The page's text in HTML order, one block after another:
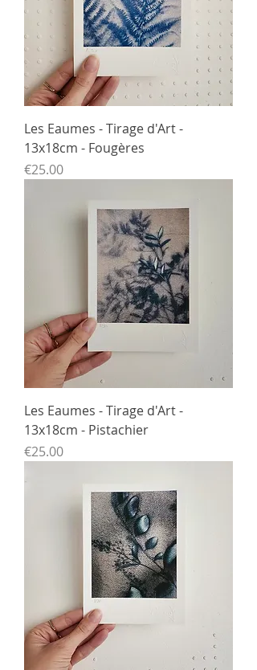
Les Eaumes - Tirage d'Art -
13x18cm - Fougères
Price
€25.00
Les Eaumes - Tirage d'Art -
13x18cm - Pistachier
Price
€25.00